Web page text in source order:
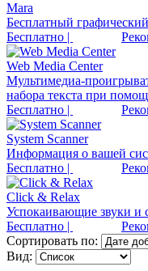
Mara
Бесплатный
Бесплатно |
Web Media Center
Мультимедиа-
набора текста при
Бесплатно |
System Scanner
Информация о вашей
Бесплатно |
Click & Relax
Успокаивающие звуки и
Бесплатно |
Сортировать по:
Вид: